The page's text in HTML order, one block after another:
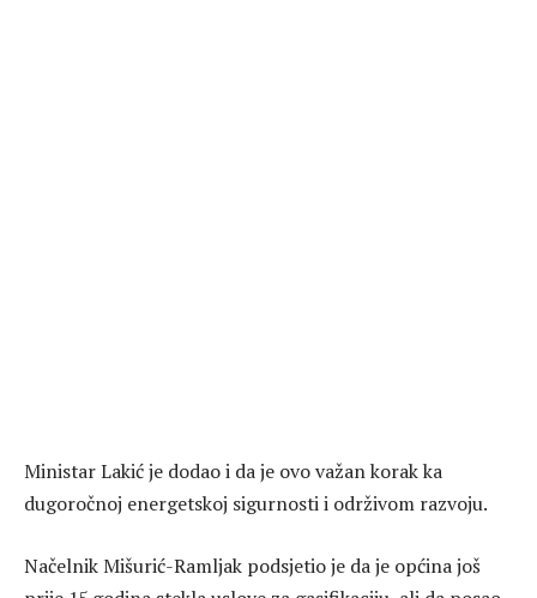
Ministar Lakić je dodao i da je ovo važan korak ka
dugoročnoj energetskoj sigurnosti i održivom razvoju.
Načelnik Mišurić-Ramljak podsjetio je da je općina još